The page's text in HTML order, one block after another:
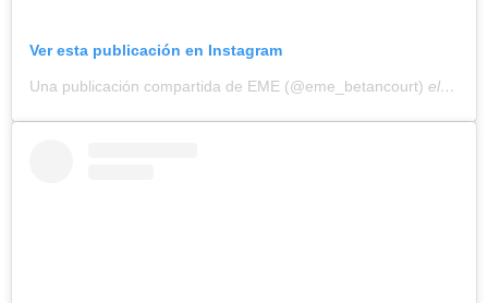
Ver esta publicación en Instagram
Una publicación compartida de EME (@eme_betancourt) el 11